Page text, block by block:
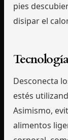
pies
disipar el
Desconecta
estés
Asimismo,
alimentos